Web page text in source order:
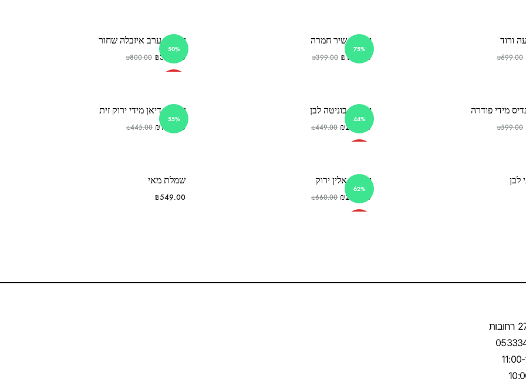
ורוד
₪699.00
75%
שמלת שיר חמרה
₪100.00
₪399.00
50%
שמלת ערב איזבלה שחור
₪399.00
₪800.00
מידי פודרה
₪599.00
44%
שמלת בוניטה לבן
₪250.00
₪449.00
55%
שמלת דיאן מידי ירוק זית
₪199.00
₪445.00
לבן
62%
שמלת אלין ירוק
₪250.00
₪660.00
שמלת מאי
₪549.00